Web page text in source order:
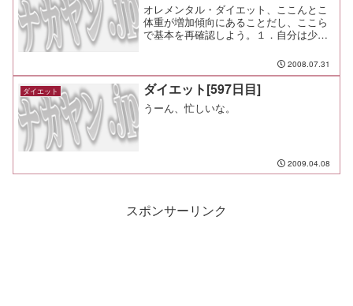
オレメンタル・ダイエット、ここんとこ
体重が増加傾向にあることだし、ここら
で基本を再確認しよう。１．自分は少食
思い込む。３．食べながらも満腹になっ
たと思い込む。４．呑みたいものを呑
み、食べたいものを食べる。...
2008.07.31
ダイエット ダイエット[597日目]
うーん、忙しいな。
2009.04.08
スポンサーリンク